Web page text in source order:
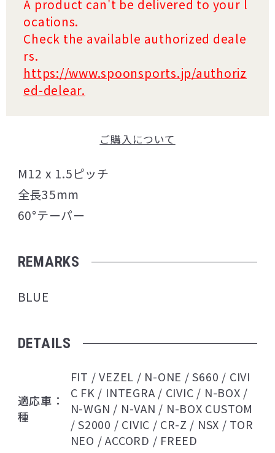
A product can't be delivered to your l
ocations.
Check the available authorized deale
rs.
https://www.spoonsports.jp/authoriz
ed-delear.
ご購入について
M12 x 1.5ピッチ
全長35mm
60°テーパー
REMARKS
BLUE
DETAILS
適応車
種
FIT / VEZEL / N-ONE / S660 / CIVI
C FK / INTEGRA / CIVIC / N-BOX /
N-WGN / N-VAN / N-BOX CUSTOM
/ S2000 / CIVIC / CR-Z / NSX / TOR
NEO / ACCORD / FREED